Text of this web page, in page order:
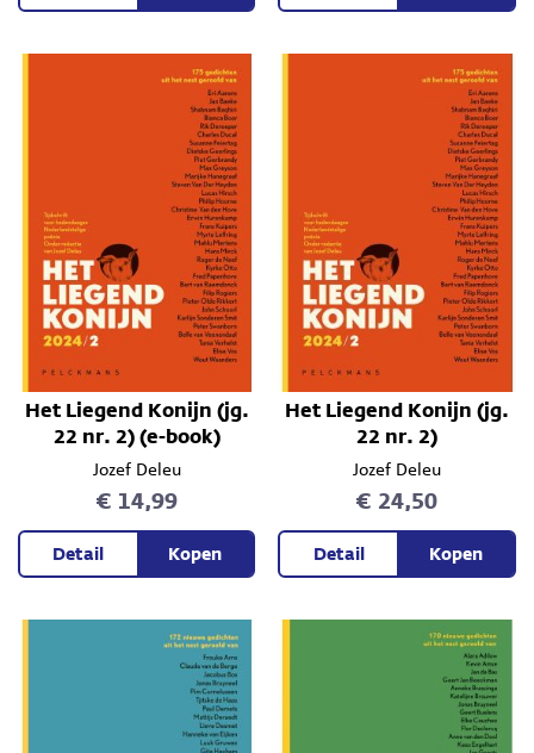
Het Liegend Konijn (jg.
22 nr. 2) (e-book)
Jozef Deleu
€ 14,99
Detail Kopen
Het Liegend Konijn (jg.
22 nr. 2)
Jozef Deleu
€ 24,50
Detail Kopen